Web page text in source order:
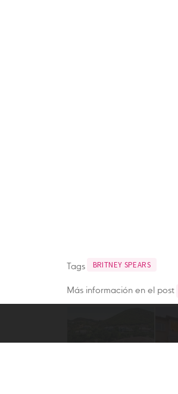
Tags BRITNEY SPEARS
Más información en el post